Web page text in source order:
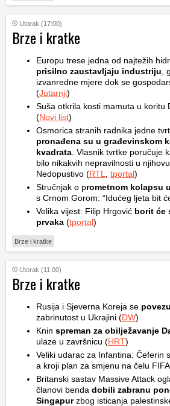
Utorak (17:00)
Brze i kratke
Europu trese jedna od najtežih
prisilno zaustavljaju industriju
izvanredne mjere dok se
(Jutarnji)
Suša otkrila kosti mamuta u koritu
(Novi list)
Osmorica stranih radnika jedne
pronađena su u građevinskom
kvadrata . Vlasnik tvrtke poručuje
bilo nikakvih nepravilnosti u
Nedopustivo (RTL tportal)
Stručnjak o prometnom kolapsu
s Crnom Gorom: “Idućeg ljeta bit
Velika vijest: Filip Hrgović borit će
prvaka (tportal)
Brze i kratke
Utorak (11:00)
Brze i kratke
Rusija i Sjeverna Koreja se
zabrinutost u Ukrajini (DW)
Knin spreman za obilježavanje
ulaze u završnicu (HRT)
Veliki udarac za Infantina: Čeferin
a kroji plan za smjenu na čelu
Britanski sastav Massive Attack
članovi benda dobili zabranu
Singapurzbog isticanja